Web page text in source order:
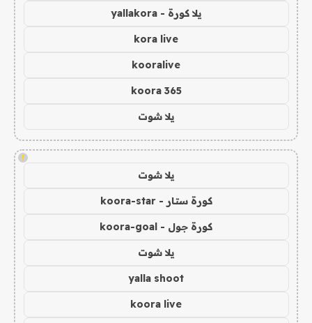
يلا كورة - yallakora
kora live
kooralive
koora 365
يلا شوت
!
يلا شوت
كورة ستار - koora-star
كورة جول - koora-goal
يلا شوت
yalla shoot
koora live